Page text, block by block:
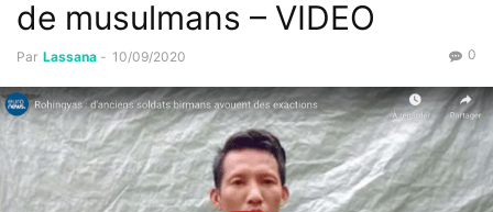
de musulmans – VIDEO
Par Lassana - 10/09/2020 0